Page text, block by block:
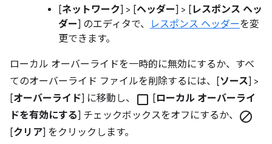
[ネットワーク] > [ヘッダー] > [ レスポンス ヘッ
ダー] のエディタで、 レスポンス ヘッダーを変
更できます。
ローカル オーバーライドを一時的に無効にするか、すべ
てのオーバーライド ファイルを削除するには、[ソース] >
[オーバーライド] に移動し、 check_box_outline_blank [ローカル オーバーライ
ドを有効にする] チェックボックスをオフにするか、 block
[クリア] をクリックします。